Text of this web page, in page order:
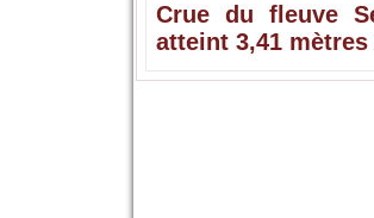
Crue du fleuve
atteint 3,41 mètres